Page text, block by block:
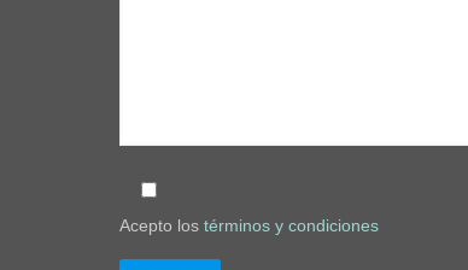
Acepto los términos y condiciones